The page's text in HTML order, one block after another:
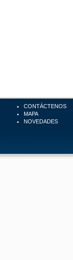
CONTÁCTENOS
MAPA
NOVEDADES